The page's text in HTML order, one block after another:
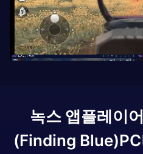
녹스 앱플레이
(Finding Blue)